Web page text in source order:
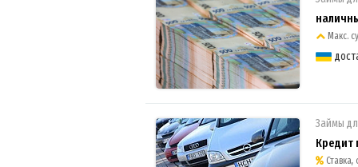
Макс.
Займы
Кредит
Ставка,